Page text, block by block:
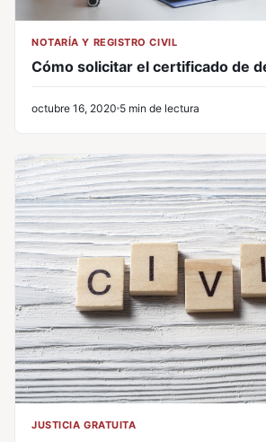
NOTARÍA Y REGISTRO CIVIL
Cómo solicitar el certificado de
octubre 16, 2020 5 min de lectura
JUSTICIA GRATUITA